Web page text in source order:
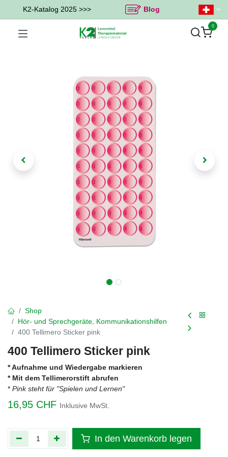
K2-Katalog 2025 >>> Blog
0
Shop
Hör- und Sprechgeräte, Kommunikationshilfen
400 Tellimero Sticker pink
400 Tellimero Sticker pink
* Aufnahme und Wiedergabe markieren
* Mit dem Tellimerorstift abrufen
* Pink steht für "Spielen und Lernen"
16,95 CHF Inklusive MwSt.
In den Warenkorb legen